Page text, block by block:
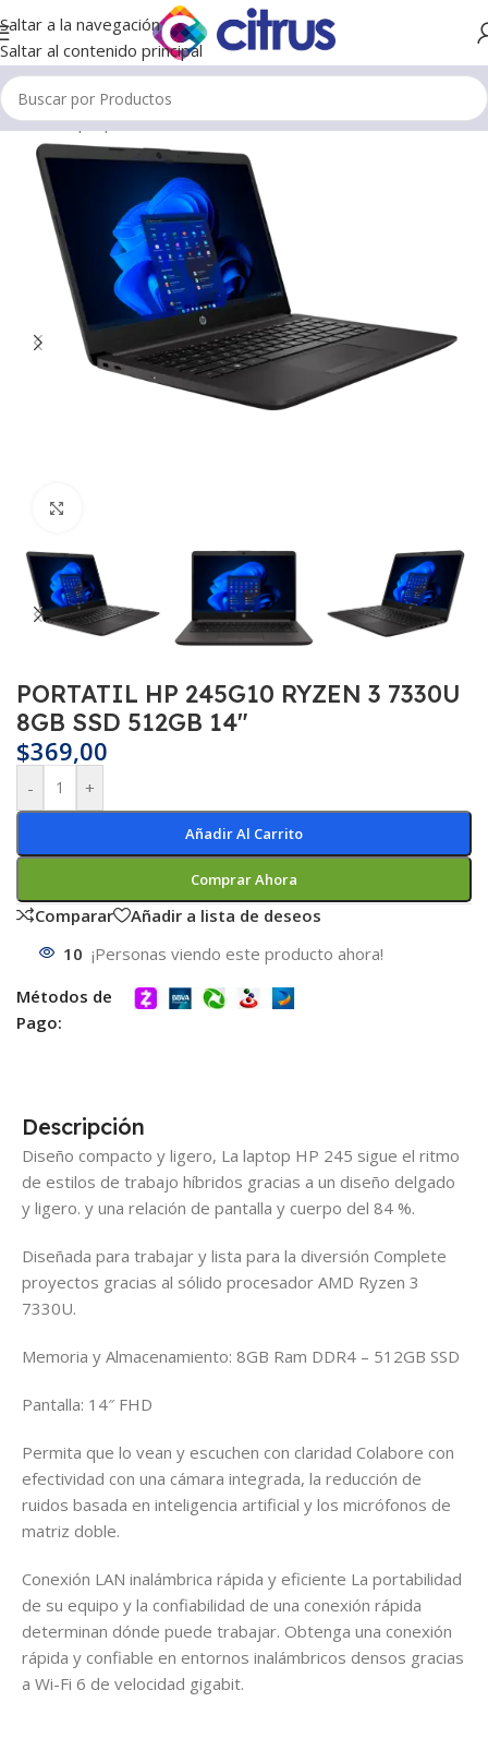
Saltar a la navegación
Saltar al contenido principal
Inicio/Laptops
PORTATIL HP 245G10 RYZEN 3 7330U
8GB SSD 512GB 14″
$369,00
- +
Añadir Al Carrito
Comprar Ahora
Comparar
Añadir a lista de deseos
10 ¡Personas viendo este producto ahora!
Métodos de
Pago:
Descripción
Diseño compacto y ligero, La laptop HP 245 sigue el ritmo
de estilos de trabajo híbridos gracias a un diseño delgado
y ligero. y una relación de pantalla y cuerpo del 84 %.
Diseñada para trabajar y lista para la diversión Complete
proyectos gracias al sólido procesador AMD Ryzen 3
7330U.
Memoria y Almacenamiento: 8GB Ram DDR4 – 512GB SSD
Pantalla: 14″ FHD
Permita que lo vean y escuchen con claridad Colabore con
efectividad con una cámara integrada, la reducción de
ruidos basada en inteligencia artificial y los micrófonos de
matriz doble.
Conexión LAN inalámbrica rápida y eficiente La portabilidad
de su equipo y la confiabilidad de una conexión rápida
determinan dónde puede trabajar. Obtenga una conexión
rápida y confiable en entornos inalámbricos densos gracias
a Wi-Fi 6 de velocidad gigabit.